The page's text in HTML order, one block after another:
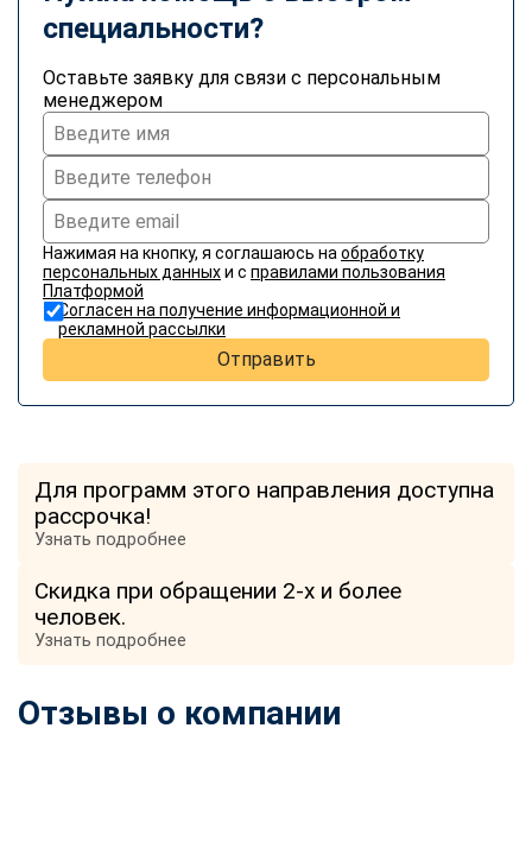
специальности?
Оставьте заявку для связи с персональным
менеджером
Нажимая на кнопку, я соглашаюсь на обработку
персональных данныхи с правилами пользования
Платформой
Согласен на получение информационной и
рекламной рассылки
Отправить
Для программ этого направления доступна
рассрочка!
Узнать подробнее
Скидка при обращении 2-х и более
человек.
Узнать подробнее
Отзывы о компании